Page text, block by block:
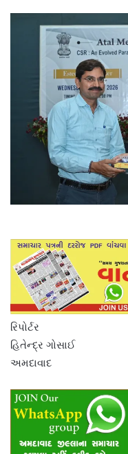
રિપોર્ટર
હિતેન્દ્ર ગોસાઈ
અમદાવાદ